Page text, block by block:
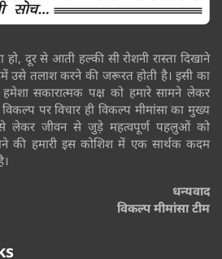
दूर से आती हल्की सी रोशनी रास्ता दिखाने
उसे तलाश करने की जरूरत होती है। इसी का
सकारात्मक पक्ष को हमारे सामने लेकर
पर विचार ही विकल्प मीमांसा का मुख्य
से लेकर जीवन से जुड़े महत्वपूर्ण पहलुओं को
की हमारी इस कोशिश में एक सार्थक कदम
धन्यवाद
विकल्प मीमांसा टीम